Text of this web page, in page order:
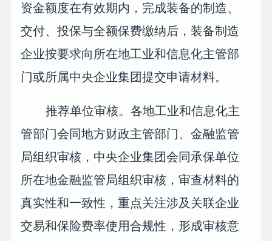
资金额度在有效期内，完成装备的制造、
交付、投保与全额保费缴纳后，装备制造
企业按要求向所在地工业和信息化主管部
门或所属中央企业集团提交申请材料。
推荐单位审核。各地工业和信息化主
管部门会同地方财政主管部门、金融监管
局组织审核，中央企业集团会同承保单位
所在地金融监管局组织审核，审查材料的
真实性和一致性，重点关注涉及关联企业
交易和保险费率使用合规性，形成审核意